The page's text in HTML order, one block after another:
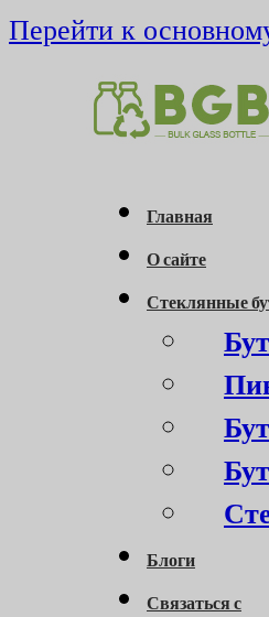
Перейти к
Главная
О сайте
Стеклянные
Блоги
Связаться с